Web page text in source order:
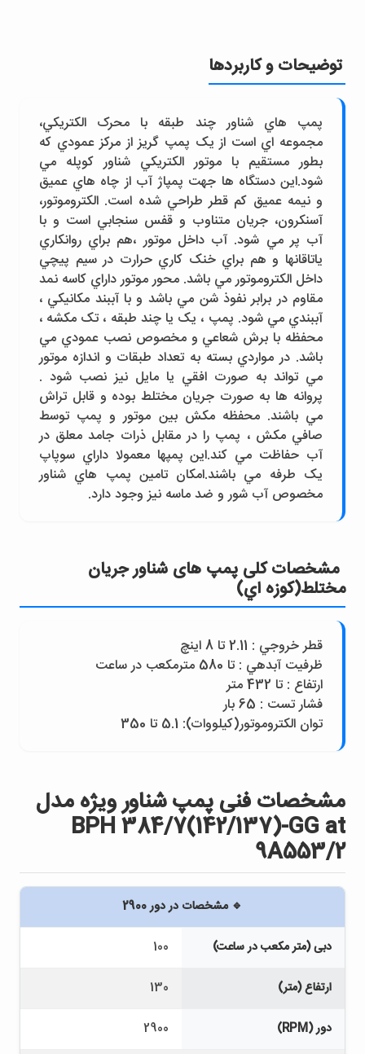
توضیحات و کاربردها
پمپ هاي شناور چند طبقه با محرک الکتريکي،
مجموعه اي است از يک پمپ گريز از مرکز عمودي که
بطور مستقيم با موتور الکتريکي شناور کوپله مي
شود.اين دستگاه ها جهت پمپاژ آب از چاه هاي عميق
و نيمه عميق کم قطر طراحي شده است. الکتروموتور،
آسنکرون، جريان متناوب و قفس سنجابي است و با
آب پر مي شود. آب داخل موتور ،هم براي روانکاري
ياتاقانها و هم براي خنک کاري حرارت در سيم پيچي
داخل الکتروموتور مي باشد. محور موتور داراي کاسه نمد
مقاوم در برابر نفوذ شن مي باشد و با آببند مکانيکي ،
آببندي مي شود. پمپ ، يک يا چند طبقه ، تک مکشه ،
محفظه با برش شعاعي و مخصوص نصب عمودي مي
باشد. در مواردي بسته به تعداد طبقات و اندازه موتور
مي تواند به صورت افقي يا مايل نيز نصب شود .
پروانه ها به صورت جريان مختلط بوده و قابل تراش
مي باشند. محفظه مکش بين موتور و پمپ توسط
صافي مکش ، پمپ را در مقابل ذرات جامد معلق در
آب حفاظت مي کند.اين پمپها معمولا داراي سوپاپ
يک طرفه مي باشند.امکان تامين پمپ هاي شناور
مخصوص آب شور و ضد ماسه نيز وجود دارد.
مشخصات کلی پمپ های شناور جريان
مختلط(کوزه اي)
قطر خروجي : 2.11 تا 8 اينچ
ظرفيت آبدهي : تا 580 مترمکعب در ساعت
ارتفاع : تا 432 متر
فشار تست : 65 بار
توان الکتروموتور(کيلووات): 5.1 تا 350
مشخصات فنی پمپ شناور ويژه مدل
BPH 384/7(142/137)-GG at
9A553/2
🔹 مشخصات در دور 2900
دبی (متر مکعب در ساعت) 100
ارتفاع (متر) 130
دور (RPM) 2900